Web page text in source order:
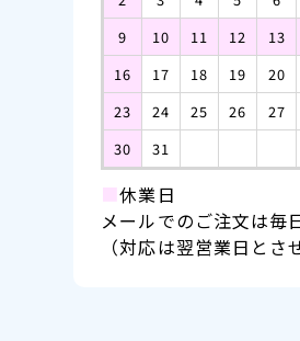
9
10 11 12 13
16
17 18 19 20
23
24 25 26 27
30
31
■休業日
メールでのご注文は毎
（対応は翌営業日とさ